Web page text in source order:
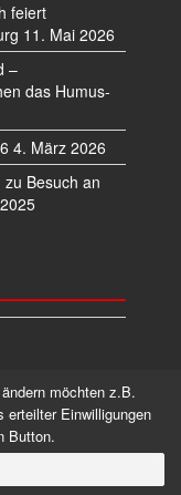
feiert
11. Mai 2026
–
das Humus-
4. März 2026
Besuch an
möchten z.B.
erteilter Einwilligungen
Button.